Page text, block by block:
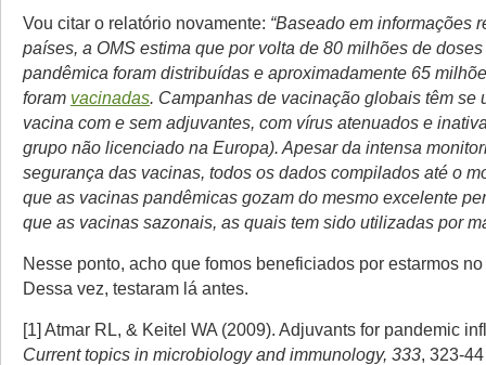
Vou citar o relatório novamente: “Baseado em informações
países, a OMS estima que por volta de 80 milhões de
pandêmica foram distribuídas e aproximadamente 65
foram vacinadas. Campanhas de vacinação globais têm se
vacina com e sem adjuvantes, com vírus atenuados e
grupo não licenciado na Europa). Apesar da intensa
segurança das vacinas, todos os dados compilados até o
que as vacinas pandêmicas gozam do mesmo excelente
que as vacinas sazonais, as quais tem sido utilizadas por
Nesse ponto, acho que fomos beneficiados por estarmos
Dessa vez, testaram lá antes.
[1] Atmar RL, & Keitel WA (2009). Adjuvants for pandemic
Current topics in microbiology and immunology, 333, 323-